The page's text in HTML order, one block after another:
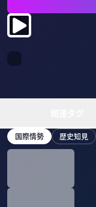
国際情勢 歴史知見